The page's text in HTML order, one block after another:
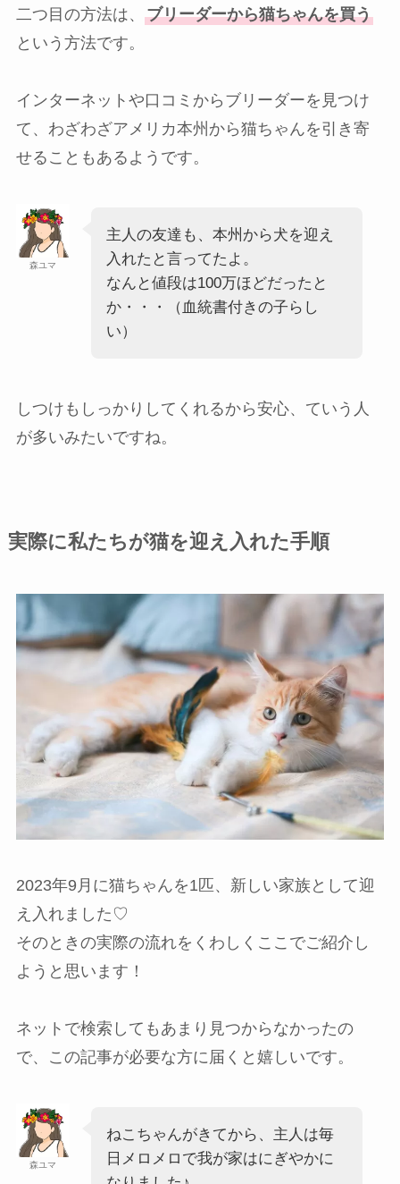
二つ目の方法は、 ブリーダーから猫ちゃんを買う
という方法です。
インターネットや口コミからブリーダーを見つけ
て、わざわざアメリカ本州から猫ちゃんを引き寄
せることもあるようです。
森ユマ
主人の友達も、本州から犬を迎え
入れたと言ってたよ。
なんと値段は100万ほどだったと
か・・・（血統書付きの子らし
い）
しつけもしっかりしてくれるから安心、ていう人
が多いみたいですね。
実際に私たちが猫を迎え入れた手順
2023年9月に猫ちゃんを1匹、新しい家族として迎
え入れました♡
そのときの実際の流れをくわしくここでご紹介し
ようと思います！
ネットで検索してもあまり見つからなかったの
で、この記事が必要な方に届くと嬉しいです。
森ユマ
ねこちゃんがきてから、主人は毎
日メロメロで我が家はにぎやかに